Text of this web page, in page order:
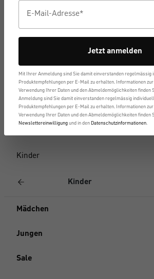
Sweatshirts & Jacken
DEEPSLEEPWEAR
Sale
Kinder
Kinder
Mädchen
Jungen
Sale
Jetzt anmelden
Mit Ihrer Anmeldung sind Sie damit einverstanden
Produktempfehlungen per E-Mail zu erhalten. Informationen
Verwendung Ihrer Daten und den Abmeldemöglichkeiten finden
Anmeldung sind Sie damit einverstanden regelmässig
Produktempfehlungen per E-Mail zu erhalten. Informationen
Verwendung Ihrer Daten und den Abmelde­möglichkeiten finden
Newslettereinwilligung und in den Datenschutzinformationen